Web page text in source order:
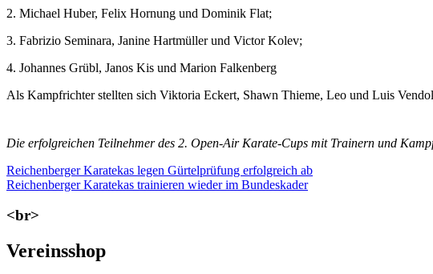
2. Michael Huber, Felix Hornung und Dominik Flat;
3. Fabrizio Seminara, Janine Hartmüller und Victor Kolev;
4. Johannes Grübl, Janos Kis und Marion Falkenberg
Als Kampfrichter stellten sich Viktoria Eckert, Shawn Thieme, Leo und Luis
Die erfolgreichen Teilnehmer des 2. Open-Air Karate-Cups mit Trainern und
Beitragsnavigation
Vorheriger
Beitrag:
Reichenberger Karatekas legen Gürtelprüfung erfolgreich ab
Nächster
Reichenberger Karatekas trainieren wieder im Bundeskader
<br>
Vereinsshop